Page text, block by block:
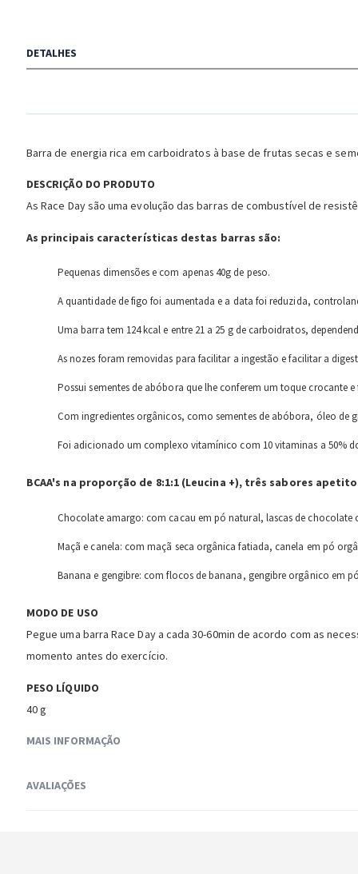
of
DETALHES
Barra de energia rica em carboidratos à base de frutas secas e
DESCRIÇÃO DO PRODUTO
As Race Day são uma evolução das barras de combustível de
As principais características destas barras são:
Pequenas dimensões e com apenas 40g de peso.
A quantidade de figo foi aumentada e a data foi reduzida,
Uma barra tem 124 kcal e entre 21 a 25 g de carboidratos,
As nozes foram removidas para facilitar a ingestão e facilitar a
Possui sementes de abóbora que lhe conferem um toque crocante
Com ingredientes orgânicos, como sementes de abóbora, óleo de
Foi adicionado um complexo vitamínico com 10 vitaminas a 50%
BCAA's na proporção de 8:1:1 (Leucina +), três sabores
Chocolate amargo: com cacau em pó natural, lascas de
Maçã e canela: com maçã seca orgânica fatiada, canela em pó
Banana e gengibre: com flocos de banana, gengibre orgânico em
MODO DE USO
Pegue uma barra Race Day a cada 30-60min de acordo com as
momento antes do exercício.
PESO LÍQUIDO
40 g
MAIS INFORMAÇÃO
AVALIAÇÕES